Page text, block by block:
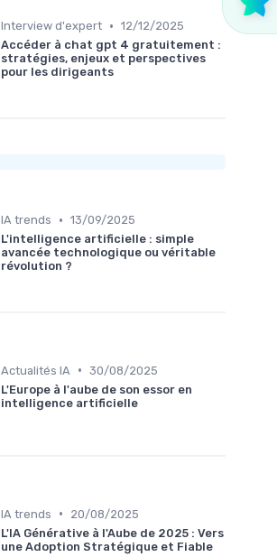
Interview d'expert • 12/12/2025
Accéder à chat gpt 4 gratuitement :
stratégies, enjeux et perspectives
pour les dirigeants
IA trends • 13/09/2025
L'intelligence artificielle : simple
avancée technologique ou véritable
révolution ?
Actualités IA • 30/08/2025
L'Europe à l'aube de son essor en
intelligence artificielle
IA trends •
20/08/2025
L'IA Générative à l'Aube de 2025 : Vers
une Adoption Stratégique et Fiable